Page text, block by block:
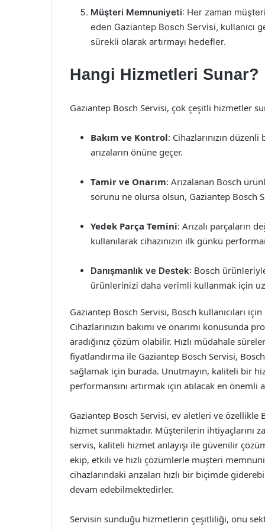
Müşteri Memnuniyeti: Her zaman
eden Gaziantep Bosch Servisi,
sürekli olarak artırmayı hedefler.
Hangi Hizmetleri Sunar?
Gaziantep Bosch Servisi, çok çeşitli hizmetler
Bakım ve Kontrol: Cihazlarınızın düzenli
arızaların önüne geçer.
Tamir ve Onarım: Arızalanan Bosch
sorunu ne olursa olsun, Gaziantep Bosch
Yedek Parça Temini: Arızalı parçaların
kullanılarak cihazınızın ilk günkü
Danışmanlık ve Destek: Bosch
ürünlerinizi daha verimli kullanmak için
Gaziantep Bosch Servisi, Bosch kullanıcıları
Cihazlarınızın bakımı ve onarımı konusunda
aradığınız çözüm olabilir. Hızlı müdahale
fiyatlandırma ile Gaziantep Bosch Servisi,
sağlamak için burada. Unutmayın, kaliteli bir
performansını artırmak için atılacak en önemli
Gaziantep Bosch Servisi, ev aletleri ve
hizmet sunmaktadır. Müşterilerin ihtiyaçlarını
servis, kaliteli hizmet anlayışı ile güvenilir
ekip, etkili ve hızlı çözümlerle müşteri
cihazlarındaki arızaları hızlı bir biçimde
devam edebilmektedirler.
Servisin sunduğu hizmetlerin çeşitliliği, onu